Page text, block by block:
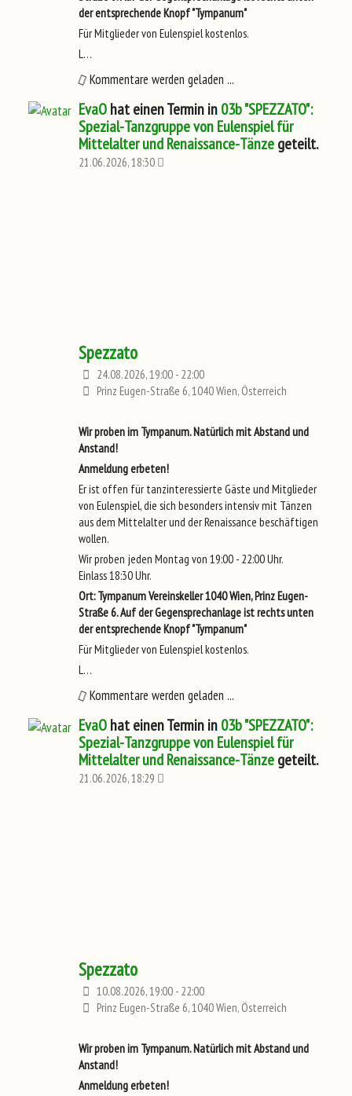
der entsprechende Knopf "Tympanum"
Für Mitglieder von Eulenspiel kostenlos.
L…
Kommentare werden geladen ...
EvaOhat einen Termin in03b "SPEZZATO":
Spezial-Tanzgruppe von Eulenspiel für
Mittelalter und Renaissance-Tänzegeteilt.
21.06.2026, 18:30
Spezzato
24.08.2026, 19:00 - 22:00
Prinz Eugen-Straße 6, 1040 Wien, Österreich
Wir proben im Tympanum. Natürlich mit Abstand und
Anstand!
Anmeldung erbeten!
Er ist offen für tanzinteressierte Gäste und Mitglieder
von Eulenspiel, die sich besonders intensiv mit Tänzen
aus dem Mittelalter und der Renaissance beschäftigen
wollen.
Wir proben jeden Montag von 19:00 - 22:00 Uhr.
Einlass 18:30 Uhr.
Ort: Tympanum Vereinskeller 1040 Wien, Prinz Eugen-
Straße 6. Auf der Gegensprechanlage ist rechts unten
der entsprechende Knopf "Tympanum"
Für Mitglieder von Eulenspiel kostenlos.
L…
Kommentare werden geladen ...
EvaOhat einen Termin in03b "SPEZZATO":
Spezial-Tanzgruppe von Eulenspiel für
Mittelalter und Renaissance-Tänzegeteilt.
21.06.2026, 18:29
Spezzato
10.08.2026, 19:00 - 22:00
Prinz Eugen-Straße 6, 1040 Wien, Österreich
Wir proben im Tympanum. Natürlich mit Abstand und
Anstand!
Anmeldung erbeten!